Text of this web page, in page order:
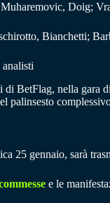
Doig;
Bianchetti;
BetFlag, nella gara
palinsesto
25 gennaio, sarà
e le